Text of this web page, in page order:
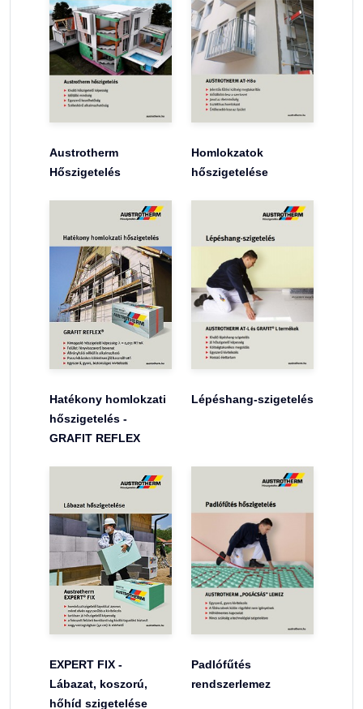
Austrotherm
Hőszigetelés
Homlokzatok
hőszigetelése
Hatékony homlokzati
hőszigetelés -
GRAFIT REFLEX
Lépéshang-szigetelés
EXPERT FIX -
Lábazat, koszorú,
hőhíd szigetelése
Padlófűtés
rendszerlemez